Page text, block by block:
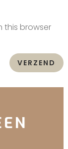
this browser